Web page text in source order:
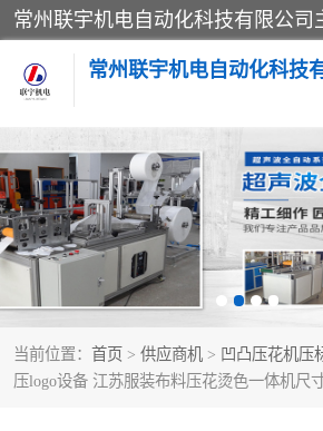
常州联宇机电自动化科技
当前位置： 首页 > 供应商机 > 凹凸压花机压
压logo设备 江苏服装布料压花烫色一体机尺
压花定型机以及压花模具 超声
高频热合机 超声
超声波复合压花机 凹凸
3040凹凸压花机 双头